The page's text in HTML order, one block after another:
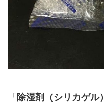
「除湿剤（シリカゲル）